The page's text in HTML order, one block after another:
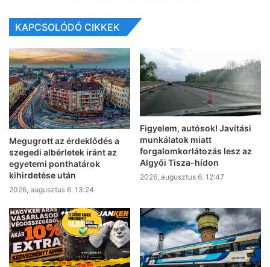
KAPCSOLÓDÓ CIKKEK
Megugrott az érdeklődés a
szegedi albérletek iránt az
egyetemi ponthatárok
kihirdetése után
2026, augusztus 6. 13:24
Figyelem, autósok! Javítási
munkálatok miatt
forgalomkorlátozás lesz az
Algyői Tisza-hídon
2026, augusztus 6. 12:47